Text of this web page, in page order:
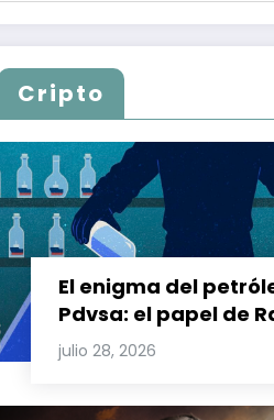
Cripto
El enigma del
Pdvsa: el papel de
Carretero en el
Carretero y su
julio 28, 2026